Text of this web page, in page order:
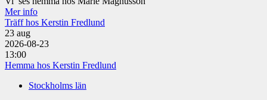
Mer info
Träff hos Kerstin Fredlund
23 aug
2026-08-23
13:00
Hemma hos Kerstin Fredlund
Stockholms län